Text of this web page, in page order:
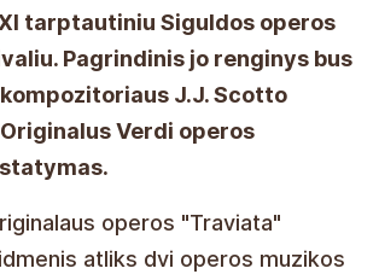
tarptautiniu Siguldos operos
Pagrindinis jo renginys bus
J.J. Scotto
Verdi operos
operos "Traviata"
atliks dvi operos muzikos